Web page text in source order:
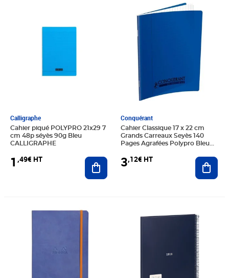
Calligraphe
Cahier piqué POLYPRO 21x29 7
cm 48p séyès 90g Bleu
CALLIGRAPHE
1 ,49€ HT Ajouter au panier
Conquérant
Cahier Classique 17 x 22 cm
Grands Carreaux Seyès 140
Pages Agrafées Polypro Bleu
3,12€ HT
Prix 3,12€ HT
Prix 15,22€ HT